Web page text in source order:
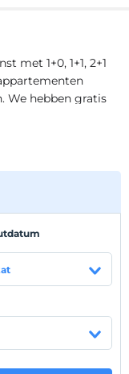
met 1+0, 1+1, 2+1
We hebben gratis
keuken, lcd-tv,
op 300
van het
Erciyes.